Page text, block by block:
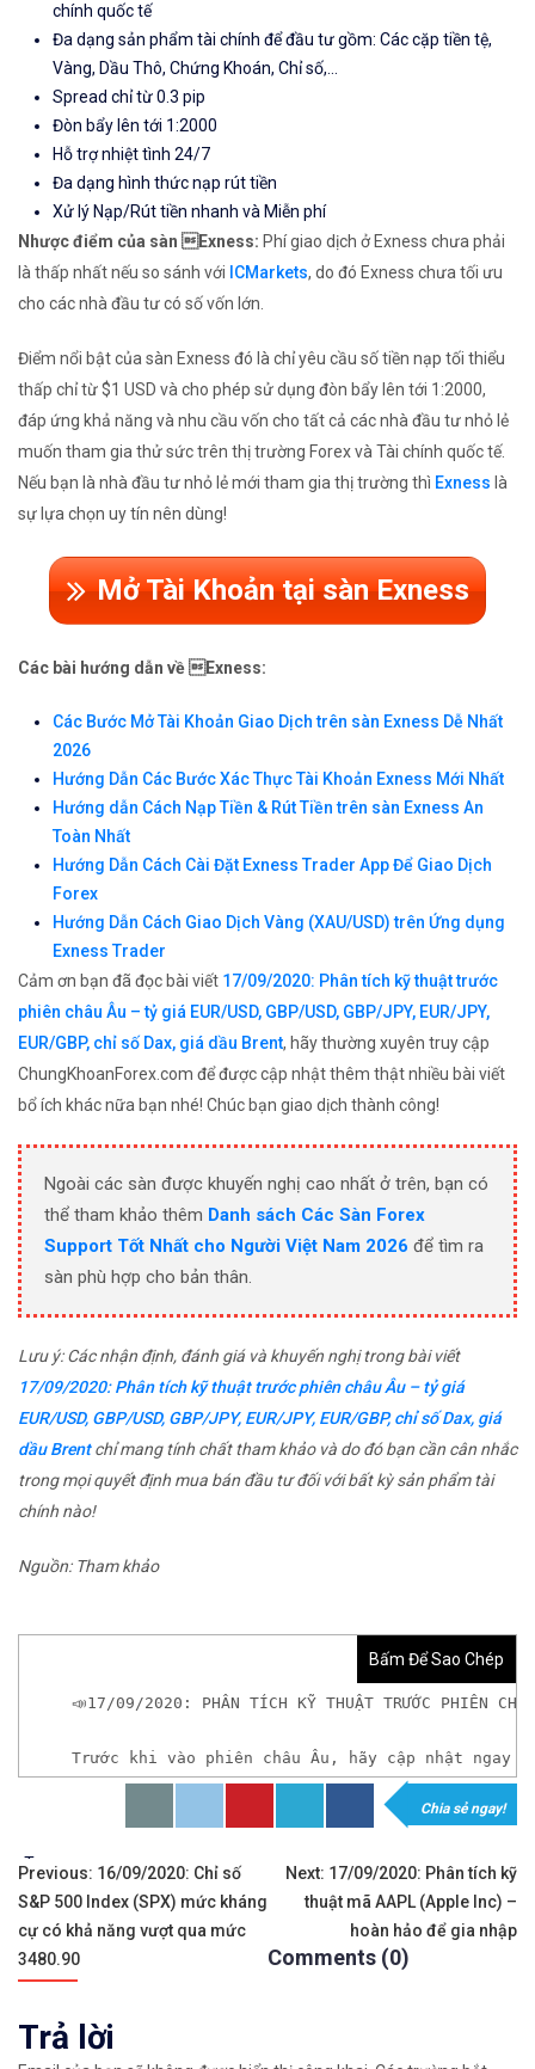
chính quốc tế
Đa dạng sản phẩm tài chính để đầu tư gồm: Các cặp tiền tệ,
Vàng, Dầu Thô, Chứng Khoán, Chỉ số,...
Spread chỉ từ 0.3 pip
Đòn bẩy lên tới 1:2000
Hỗ trợ nhiệt tình 24/7
Đa dạng hình thức nạp rút tiền
Xử lý Nạp/Rút tiền nhanh và Miễn phí
Nhược điểm của sàn Exness: Phí giao dịch ở Exness chưa phải
là thấp nhất nếu so sánh với ICMarkets, do đó Exness chưa tối ưu
cho các nhà đầu tư có số vốn lớn.
Điểm nổi bật của sàn Exness đó là chỉ yêu cầu số tiền nạp tối thiểu
thấp chỉ từ $1 USD và cho phép sử dụng đòn bẩy lên tới 1:2000,
đáp ứng khả năng và nhu cầu vốn cho tất cả các nhà đầu tư nhỏ lẻ
muốn tham gia thử sức trên thị trường Forex và Tài chính quốc tế.
Nếu bạn là nhà đầu tư nhỏ lẻ mới tham gia thị trường thì Exness là
sự lựa chọn uy tín nên dùng!
Mở Tài Khoản tại sàn Exness
Các bài hướng dẫn về Exness:
Các Bước Mở Tài Khoản Giao Dịch trên sàn Exness Dễ Nhất
2026
Hướng Dẫn Các Bước Xác Thực Tài Khoản Exness Mới Nhất
Hướng dẫn Cách Nạp Tiền & Rút Tiền trên sàn Exness An
Toàn Nhất
Hướng Dẫn Cách Cài Đặt Exness Trader App Để Giao Dịch
Forex
Hướng Dẫn Cách Giao Dịch Vàng (XAU/USD) trên Ứng dụng
Exness Trader
Cảm ơn bạn đã đọc bài viết 17/09/2020: Phân tích kỹ thuật trước
phiên châu Âu – tỷ giá EUR/USD, GBP/USD, GBP/JPY, EUR/JPY,
EUR/GBP, chỉ số Dax, giá dầu Brent, hãy thường xuyên truy cập
ChungKhoanForex.com để được cập nhật thêm thật nhiều bài viết
bổ ích khác nữa bạn nhé! Chúc bạn giao dịch thành công!
Ngoài các sàn được khuyến nghị cao nhất ở trên, bạn có
thể tham khảo thêm Danh sách Các Sàn Forex
Support Tốt Nhất cho Người Việt Nam 2026 để tìm ra
sàn phù hợp cho bản thân.
Lưu ý: Các nhận định, đánh giá và khuyến nghị trong bài viết
17/09/2020: Phân tích kỹ thuật trước phiên châu Âu – tỷ giá
EUR/USD, GBP/USD, GBP/JPY, EUR/JPY, EUR/GBP, chỉ số Dax, giá
dầu Brentchỉ mang tính chất tham khảo và do đó bạn cần cân nhắc
trong mọi quyết định mua bán đầu tư đối với bất kỳ sản phẩm tài
chính nào!
Nguồn: Tham khảo
Bấm Để Sao Chép
📣17/09/2020: PHÂN TÍCH KỸ THUẬT TRƯỚC PHIÊN
Trước khi vào phiên châu Âu, hãy cập nhật ngay
𝘟𝘦𝘮 𝘤𝘩𝘪 𝘵𝘪ế𝘵: https://chungkhoanforex.com/17-
✨🏆𝐗𝐨á 𝐛ỏ 𝐥𝐨 𝐥ắ𝐧𝐠 𝐤𝐡𝐢 𝐭𝐡𝐚𝐦 𝐠𝐢𝐚 𝐭𝐡ị 𝐭𝐫ườ𝐧𝐠 𝐭à𝐢 𝐜𝐡í𝐧𝐡
✅𝘔ở 𝘵à𝘪 𝘬𝘩𝘰ả𝘯 𝘵𝘳ê𝘯 𝘴à𝘯 𝘌𝘹𝘯𝘦𝘴𝘴 𝘜𝘺 𝘛í𝘯 𝘷à 𝘱𝘩ù
✅𝘔ở 𝘵à𝘪 𝘬𝘩𝘰ả𝘯 𝘵𝘳ê𝘯 𝘴à𝘯 𝘐𝘊𝘔𝘢𝘳𝘬𝘦𝘵𝘴 𝘯ổ𝘪 𝘵𝘪ế𝘯𝘨
✅𝘔ở 𝘵à𝘪 𝘬𝘩𝘰ả𝘯 𝘵𝘳ê𝘯 𝘴à𝘯 𝘉𝘪𝘯𝘢𝘯𝘤𝘦 𝘯ổ𝘪 𝘵𝘪ế𝘯𝘨 𝘯𝘩ấ𝘵
Chia sẻ ngay!
Tags:
Điều
hướng
bài
viết
Previous: 16/09/2020: Chỉ số
S&P 500 Index (SPX) mức kháng
cự có khả năng vượt qua mức
3480.90
Next: 17/09/2020: Phân tích kỹ
thuật mã AAPL (Apple Inc) –
hoàn hảo để gia nhập
Comments (0)
Trả lời